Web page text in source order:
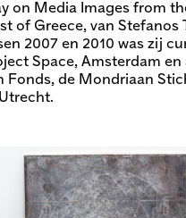
on Media Images from
of Greece, van Stefanos
2007 en 2010 was zij
Space, Amsterdam
Fonds, de Mondriaan